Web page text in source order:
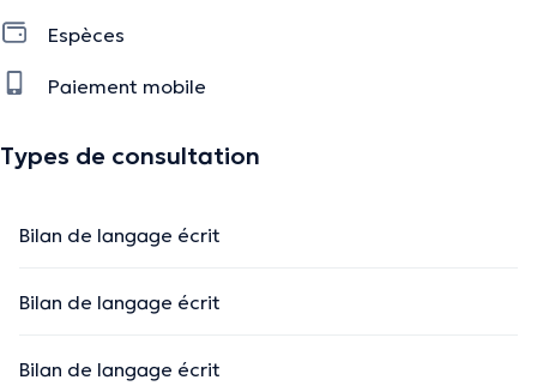
Espèces
Paiement mobile
Types de consultation
Bilan de langage écrit
Bilan de langage écrit
Bilan de langage écrit